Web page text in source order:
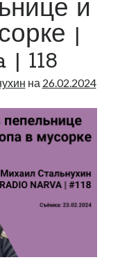
Radio
|
164
и
|
| 118
на 26.02.2024